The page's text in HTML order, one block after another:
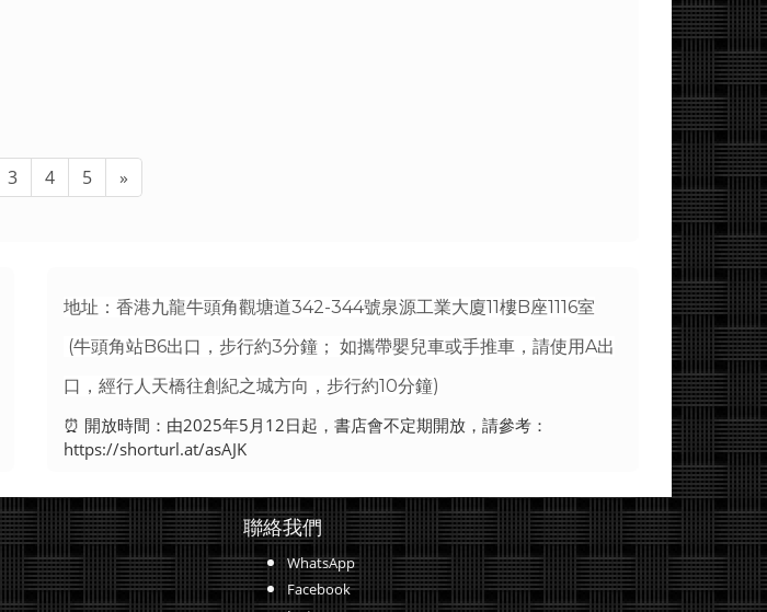
3 4 5 »
地址：香港九龍牛頭角觀塘道342-344號泉源工業大廈11樓B座1116室
(牛頭角站B6出口，步行約3分鐘； 如攜帶嬰兒車或手推車，請使用A出
口，經行人天橋往創紀之城方向，步行約10分鐘)
⏰ 開放時間：由2025年5月12日起，書店會不定期開放，請參考：
https://shorturl.at/asAJK
聯絡我們
WhatsApp
Facebook